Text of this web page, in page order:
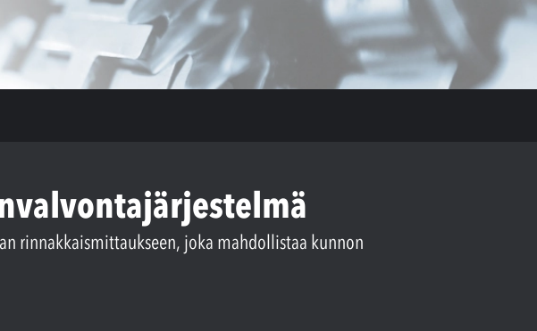
rinnakkaismittaukseen, joka mahdollistaa kunnon